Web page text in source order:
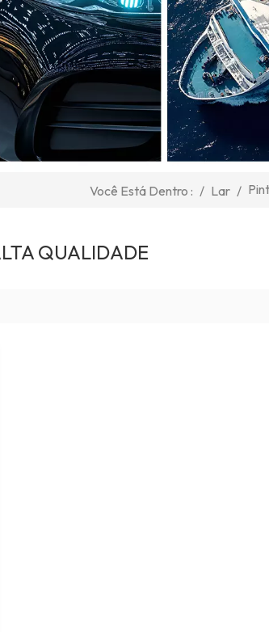
Você Está Dentro : / Lar /
QUALIDADE